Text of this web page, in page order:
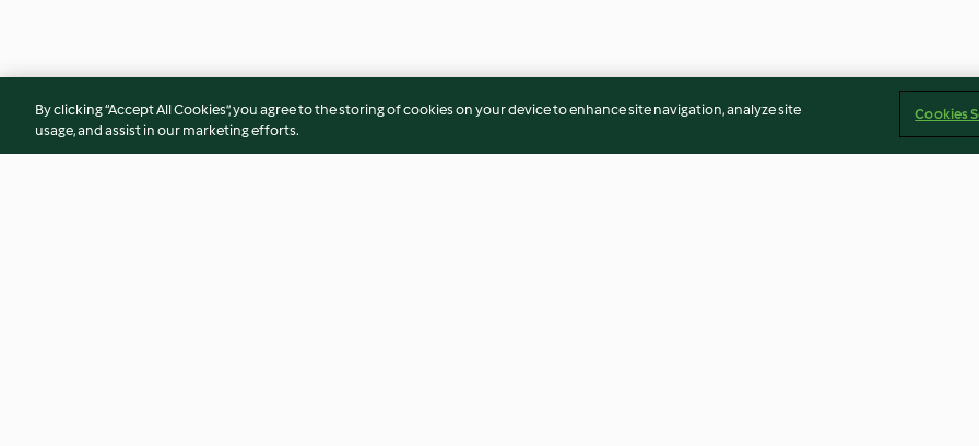
By clicking “Accept All Cookies”, you agree to the storing of cookies on your device to enhance site navigation, analyze site
usage, and assist in our marketing efforts.
Cookies